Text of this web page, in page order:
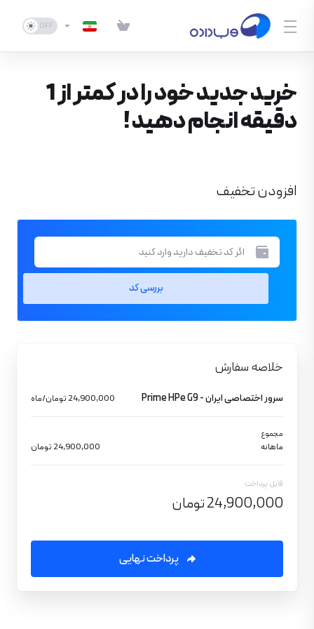
خرید جدید خود را در کمتر از 1
دقیقه انجام دهید !
افزودن تخفیف
بررسی کد
خلاصه سفارش
سرور اختصاصی ایران - Prime HPe G9 24,900,000 تومان/ماه
مجموع
ماهانه 24,900,000 تومان
قابل پرداخت
24,900,000 تومان
پرداخت نهایی